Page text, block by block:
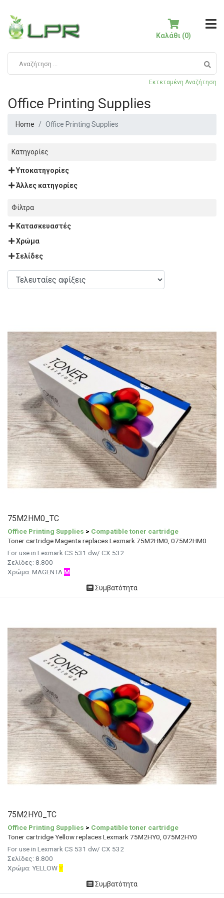
Εκτεταμένη Αναζήτηση
Καλάθι (0)
Office Printing Supplies
Home Office Printing Supplies
Κατηγορίες
Υποκατηγορίες
Άλλες κατηγορίες
Φίλτρα
Κατασκευαστές
Χρώμα
Σελίδες
75M2HM0_TC
Office Printing Supplies > Compatible toner cartridge
Toner cartridge Magenta replaces Lexmark 75M2HM0, 075M2HM0
For use in Lexmark CS 531 dw/ CX 532
Σελίδες: 8.800
Χρώμα: MAGENTA M
Συμβατότητα
75M2HY0_TC
Office Printing Supplies > Compatible toner cartridge
Toner cartridge Yellow replaces Lexmark 75M2HY0, 075M2HY0
For use in Lexmark CS 531 dw/ CX 532
Σελίδες: 8.800
Χρώμα: YELLOWY
Συμβατότητα